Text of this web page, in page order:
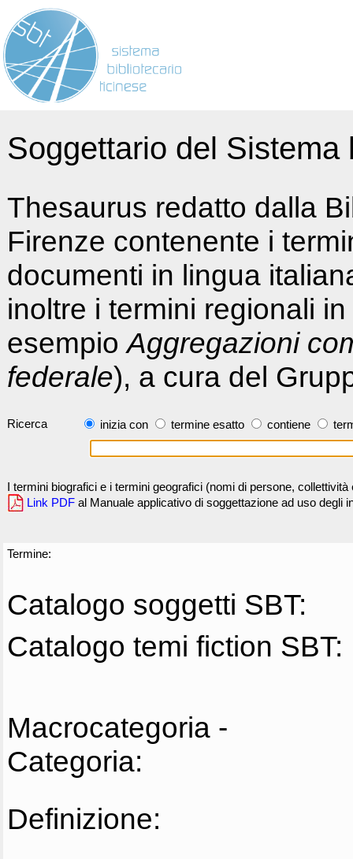
Soggettario del
Thesaurus redatto dalla
Firenze contenente i
documenti in lingua
inoltre i termini regionali
esempioAggregazioni
federale), a cura del
Ricerca inizia con termine esatto contiene
I termini biografici e i termini geografici (nomi di persone,
Link PDF al Manuale applicativo di soggettazione ad uso degli
Termine:
Catalogo soggetti SBT:
Catalogo temi fiction SBT:
Macrocategoria -
Categoria:
Definizione: